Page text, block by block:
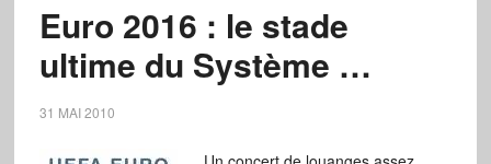
Euro 2016 : le stade
ultime du Système …
31 MAI 2010